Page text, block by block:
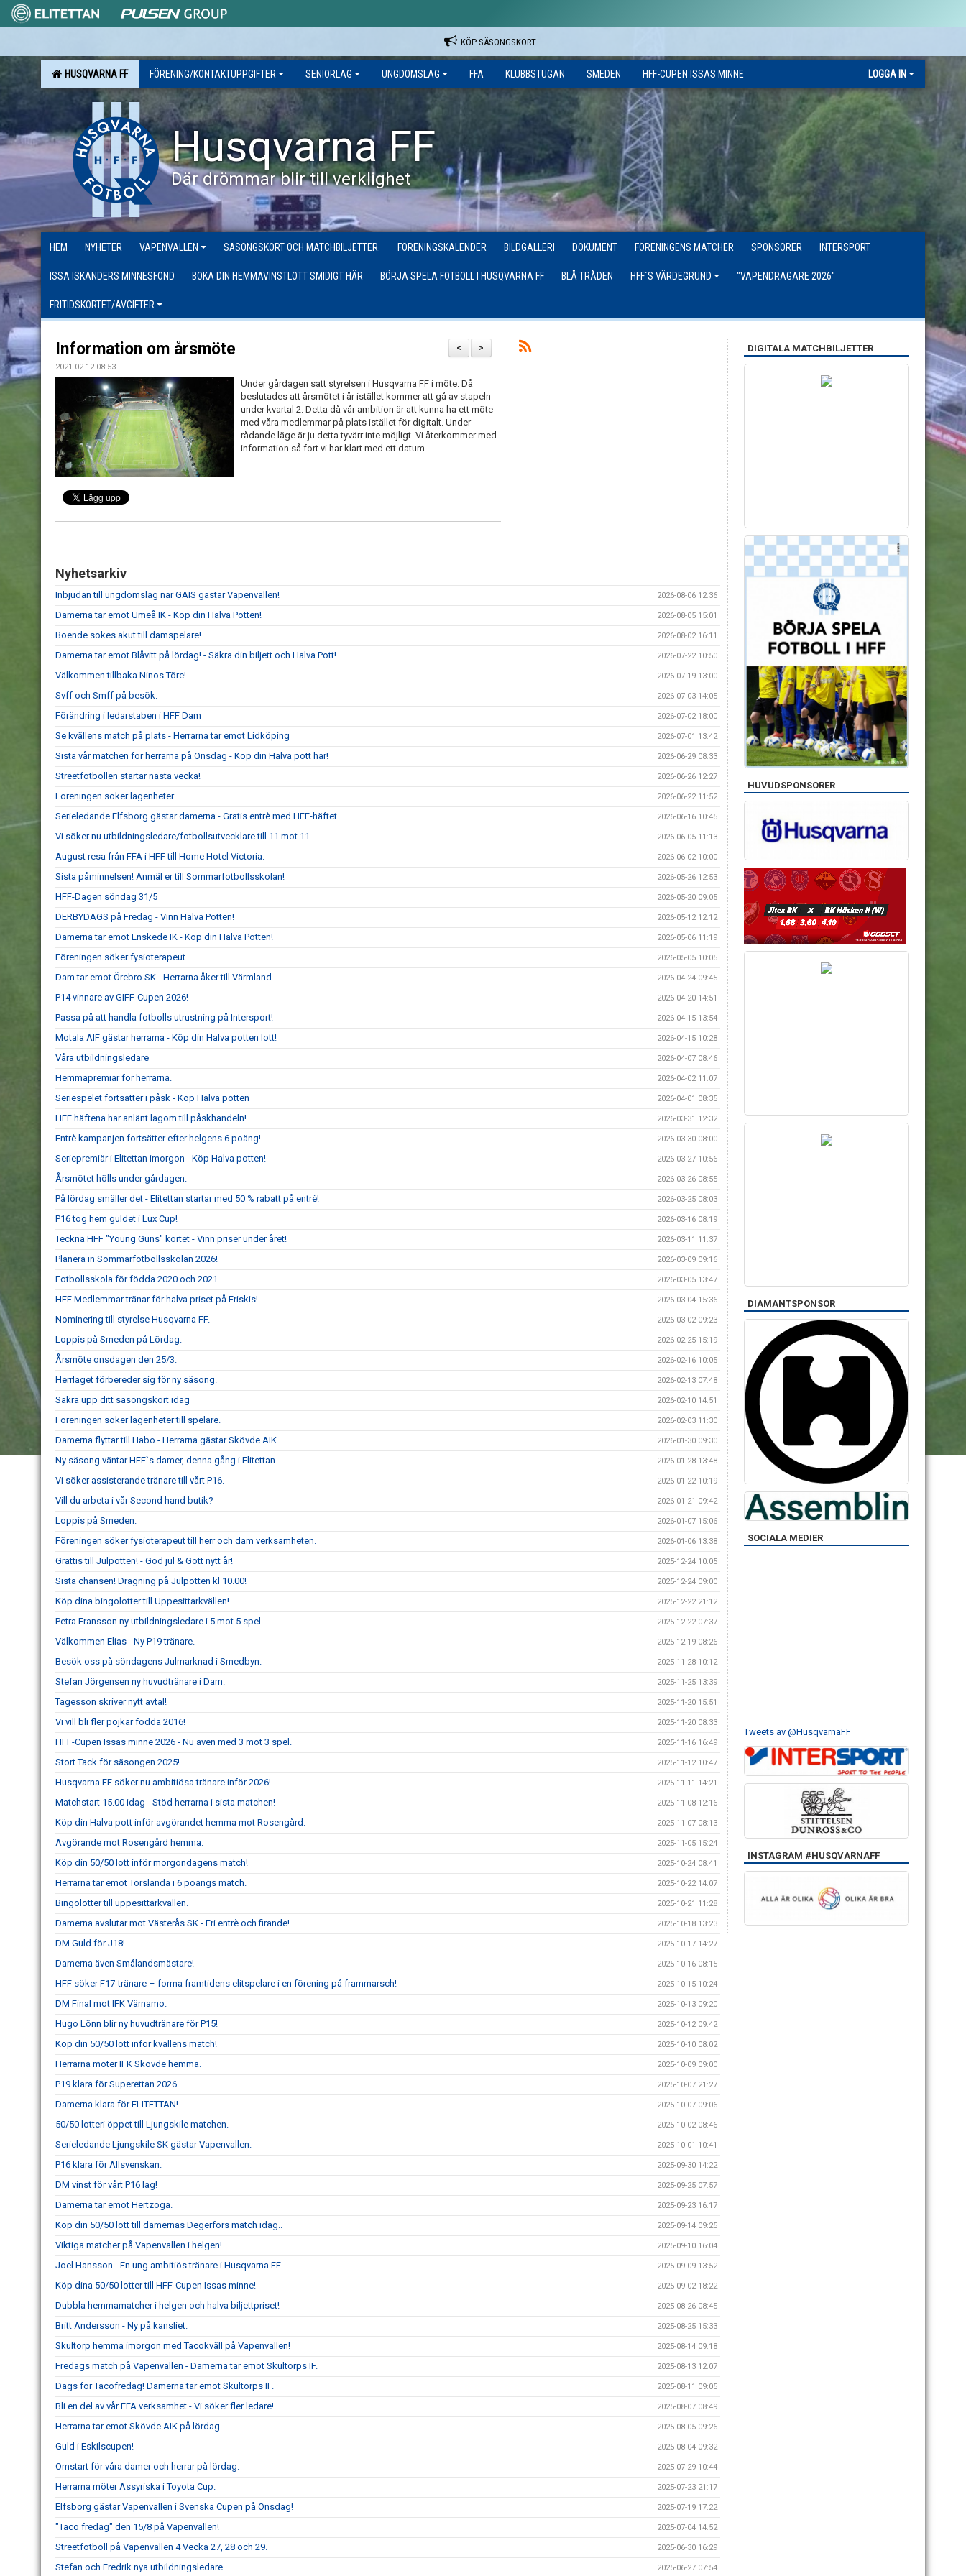
KÖP SÄSONGSKORT
HUSQVARNA FF FÖRENING/KONTAKTUPPGIFTER SENIORLAG UNGDOMSLAG FFA KLUBBSTUGAN SMEDEN HFF-CUPEN ISSAS MINNE LOGGA IN
Husqvarna FF
Där drömmar blir till verklighet
HEM NYHETER VAPENVALLEN SÄSONGSKORT OCH MATCHBILJETTER. FÖRENINGSKALENDER BILDGALLERI DOKUMENT FÖRENINGENS MATCHER SPONSORER INTERSPORT
ISSA ISKANDERS MINNESFOND BOKA DIN HEMMAVINSTLOTT SMIDIGT HÄR BÖRJA SPELA FOTBOLL I HUSQVARNA FF BLÅ TRÅDEN HFF´S VÄRDEGRUND "VAPENDRAGARE 2026"
FRITIDSKORTET/AVGIFTER
>
<
Information om årsmöte
2021-02-12 08:53
Under gårdagen satt styrelsen i Husqvarna FF i möte. Då
beslutades att årsmötet i år istället kommer att gå av stapeln
under kvartal 2. Detta då vår ambition är att kunna ha ett möte
med våra medlemmar på plats istället för digitalt. Under
rådande läge är ju detta tyvärr inte möjligt. Vi återkommer med
information så fort vi har klart med ett datum.
Nyhetsarkiv
Inbjudan till ungdomslag när GAIS gästar Vapenvallen! 2026-08-06 12:36
Damerna tar emot Umeå IK - Köp din Halva Potten! 2026-08-05 15:01
Boende sökes akut till damspelare! 2026-08-02 16:11
Damerna tar emot Blåvitt på lördag! - Säkra din biljett och Halva Pott! 2026-07-22 10:50
Välkommen tillbaka Ninos Töre! 2026-07-19 13:00
Svff och Smff på besök. 2026-07-03 14:05
Förändring i ledarstaben i HFF Dam 2026-07-02 18:00
Se kvällens match på plats - Herrarna tar emot Lidköping 2026-07-01 13:42
Sista vår matchen för herrarna på Onsdag - Köp din Halva pott här! 2026-06-29 08:33
Streetfotbollen startar nästa vecka! 2026-06-26 12:27
Föreningen söker lägenheter. 2026-06-22 11:52
Serieledande Elfsborg gästar damerna - Gratis entrè med HFF-häftet. 2026-06-16 10:45
Vi söker nu utbildningsledare/fotbollsutvecklare till 11 mot 11. 2026-06-05 11:13
August resa från FFA i HFF till Home Hotel Victoria. 2026-06-02 10:00
Sista påminnelsen! Anmäl er till Sommarfotbollsskolan! 2026-05-26 12:53
HFF-Dagen söndag 31/5 2026-05-20 09:05
DERBYDAGS på Fredag - Vinn Halva Potten! 2026-05-12 12:12
Damerna tar emot Enskede IK - Köp din Halva Potten! 2026-05-06 11:19
Föreningen söker fysioterapeut. 2026-05-05 10:05
Dam tar emot Örebro SK - Herrarna åker till Värmland. 2026-04-24 09:45
P14 vinnare av GIFF-Cupen 2026! 2026-04-20 14:51
Passa på att handla fotbolls utrustning på Intersport! 2026-04-15 13:54
Motala AIF gästar herrarna - Köp din Halva potten lott! 2026-04-15 10:28
Våra utbildningsledare 2026-04-07 08:46
Hemmapremiär för herrarna. 2026-04-02 11:07
Seriespelet fortsätter i påsk - Köp Halva potten 2026-04-01 08:35
HFF häftena har anlänt lagom till påskhandeln! 2026-03-31 12:32
Entrè kampanjen fortsätter efter helgens 6 poäng! 2026-03-30 08:00
Seriepremiär i Elitettan imorgon - Köp Halva potten! 2026-03-27 10:56
Årsmötet hölls under gårdagen. 2026-03-26 08:55
På lördag smäller det - Elitettan startar med 50 % rabatt på entrè! 2026-03-25 08:03
P16 tog hem guldet i Lux Cup! 2026-03-16 08:19
Teckna HFF "Young Guns" kortet - Vinn priser under året! 2026-03-11 11:37
Planera in Sommarfotbollsskolan 2026! 2026-03-09 09:16
Fotbollsskola för födda 2020 och 2021. 2026-03-05 13:47
HFF Medlemmar tränar för halva priset på Friskis! 2026-03-04 15:36
Nominering till styrelse Husqvarna FF. 2026-03-02 09:23
Loppis på Smeden på Lördag. 2026-02-25 15:19
Årsmöte onsdagen den 25/3. 2026-02-16 10:05
Herrlaget förbereder sig för ny säsong. 2026-02-13 07:48
Säkra upp ditt säsongskort idag 2026-02-10 14:51
Föreningen söker lägenheter till spelare. 2026-02-03 11:30
Damerna flyttar till Habo - Herrarna gästar Skövde AIK 2026-01-30 09:30
Ny säsong väntar HFF`s damer, denna gång i Elitettan. 2026-01-28 13:48
Vi söker assisterande tränare till vårt P16. 2026-01-22 10:19
Vill du arbeta i vår Second hand butik? 2026-01-21 09:42
Loppis på Smeden. 2026-01-07 15:06
Föreningen söker fysioterapeut till herr och dam verksamheten. 2026-01-06 13:38
Grattis till Julpotten! - God jul & Gott nytt år! 2025-12-24 10:05
Sista chansen! Dragning på Julpotten kl 10.00! 2025-12-24 09:00
Köp dina bingolotter till Uppesittarkvällen! 2025-12-22 21:12
Petra Fransson ny utbildningsledare i 5 mot 5 spel. 2025-12-22 07:37
Välkommen Elias - Ny P19 tränare. 2025-12-19 08:26
Besök oss på söndagens Julmarknad i Smedbyn. 2025-11-28 10:12
Stefan Jörgensen ny huvudtränare i Dam. 2025-11-25 13:39
Tagesson skriver nytt avtal! 2025-11-20 15:51
Vi vill bli fler pojkar födda 2016! 2025-11-20 08:33
HFF-Cupen Issas minne 2026 - Nu även med 3 mot 3 spel. 2025-11-16 16:49
Stort Tack för säsongen 2025! 2025-11-12 10:47
Husqvarna FF söker nu ambitiösa tränare inför 2026! 2025-11-11 14:21
Matchstart 15.00 idag - Stöd herrarna i sista matchen! 2025-11-08 12:16
Köp din Halva pott inför avgörandet hemma mot Rosengård. 2025-11-07 08:13
Avgörande mot Rosengård hemma. 2025-11-05 15:24
Köp din 50/50 lott inför morgondagens match! 2025-10-24 08:41
Herrarna tar emot Torslanda i 6 poängs match. 2025-10-22 14:07
Bingolotter till uppesittarkvällen. 2025-10-21 11:28
Damerna avslutar mot Västerås SK - Fri entrè och firande! 2025-10-18 13:23
DM Guld för J18! 2025-10-17 14:27
Damerna även Smålandsmästare! 2025-10-16 08:15
HFF söker F17-tränare – forma framtidens elitspelare i en förening på frammarsch! 2025-10-15 10:24
DM Final mot IFK Värnamo. 2025-10-13 09:20
Hugo Lönn blir ny huvudtränare för P15! 2025-10-12 09:42
Köp din 50/50 lott inför kvällens match! 2025-10-10 08:02
Herrarna möter IFK Skövde hemma. 2025-10-09 09:00
P19 klara för Superettan 2026 2025-10-07 21:27
Damerna klara för ELITETTAN! 2025-10-07 09:06
50/50 lotteri öppet till Ljungskile matchen. 2025-10-02 08:46
Serieledande Ljungskile SK gästar Vapenvallen. 2025-10-01 10:41
P16 klara för Allsvenskan. 2025-09-30 14:22
DM vinst för vårt P16 lag! 2025-09-25 07:57
Damerna tar emot Hertzöga. 2025-09-23 16:17
Köp din 50/50 lott till damernas Degerfors match idag.. 2025-09-14 09:25
Viktiga matcher på Vapenvallen i helgen! 2025-09-10 16:04
Joel Hansson - En ung ambitiös tränare i Husqvarna FF. 2025-09-09 13:52
Köp dina 50/50 lotter till HFF-Cupen Issas minne! 2025-09-02 18:22
Dubbla hemmamatcher i helgen och halva biljettpriset! 2025-08-26 08:45
Britt Andersson - Ny på kansliet. 2025-08-25 15:33
Skultorp hemma imorgon med Tacokväll på Vapenvallen! 2025-08-14 09:18
Fredags match på Vapenvallen - Damerna tar emot Skultorps IF. 2025-08-13 12:07
Dags för Tacofredag! Damerna tar emot Skultorps IF. 2025-08-11 09:05
Bli en del av vår FFA verksamhet - Vi söker fler ledare! 2025-08-07 08:49
Herrarna tar emot Skövde AIK på lördag. 2025-08-05 09:26
Guld i Eskilscupen! 2025-08-04 09:32
Omstart för våra damer och herrar på lördag. 2025-07-29 10:44
Herrarna möter Assyriska i Toyota Cup. 2025-07-23 21:17
Elfsborg gästar Vapenvallen i Svenska Cupen på Onsdag! 2025-07-19 17:22
"Taco fredag" den 15/8 på Vapenvallen! 2025-07-04 14:52
Streetfotboll på Vapenvallen 4 Vecka 27, 28 och 29. 2025-06-30 16:29
Stefan och Fredrik nya utbildningsledare. 2025-06-27 07:54
DIGITALA MATCHBILJETTER
HUVUDSPONSORER
DIAMANTSPONSOR
SOCIALA MEDIER
Tweets av @HusqvarnaFF
INSTAGRAM #HUSQVARNAFF